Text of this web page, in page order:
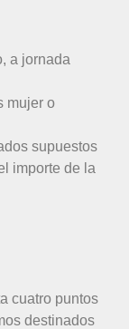
a jornada
mujer o
supuestos
importe de la
cuatro puntos
destinados